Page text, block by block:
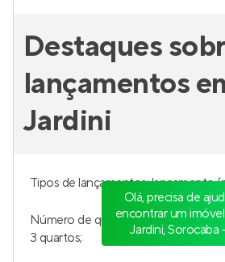
Destaques
lançamentos
Jardini
Tipos de lançamentos: lançamento
Número de quartos: studio, 2
3 quartos;
Olá, precisa de
encontrar um
Jardini, Sorocaba